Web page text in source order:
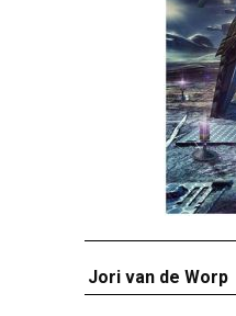
Jori van de Worp